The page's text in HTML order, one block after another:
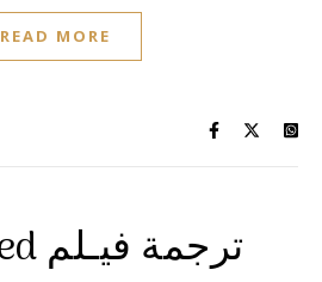
READ MORE
Unhinged ترجمة فيـلم